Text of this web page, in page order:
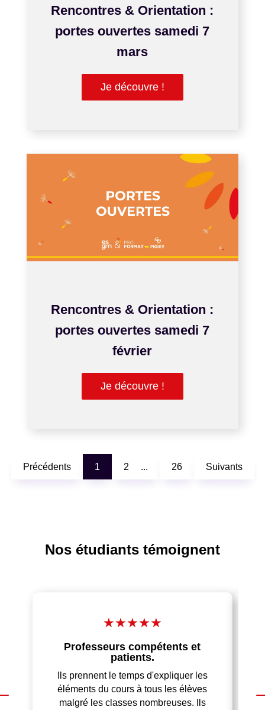
Rencontres & Orientation :
portes ouvertes samedi 7
mars
Je découvre !
Rencontres & Orientation :
portes ouvertes samedi 7
février
Je découvre !
Précédents 1 2 26 Suivants
Nos étudiants témoignent
★★★★★
Professeurs compétents et
patients.
Ils prennent le temps d'expliquer les
éléments du cours à tous les élèves
malgré les classes nombreuses. Ils